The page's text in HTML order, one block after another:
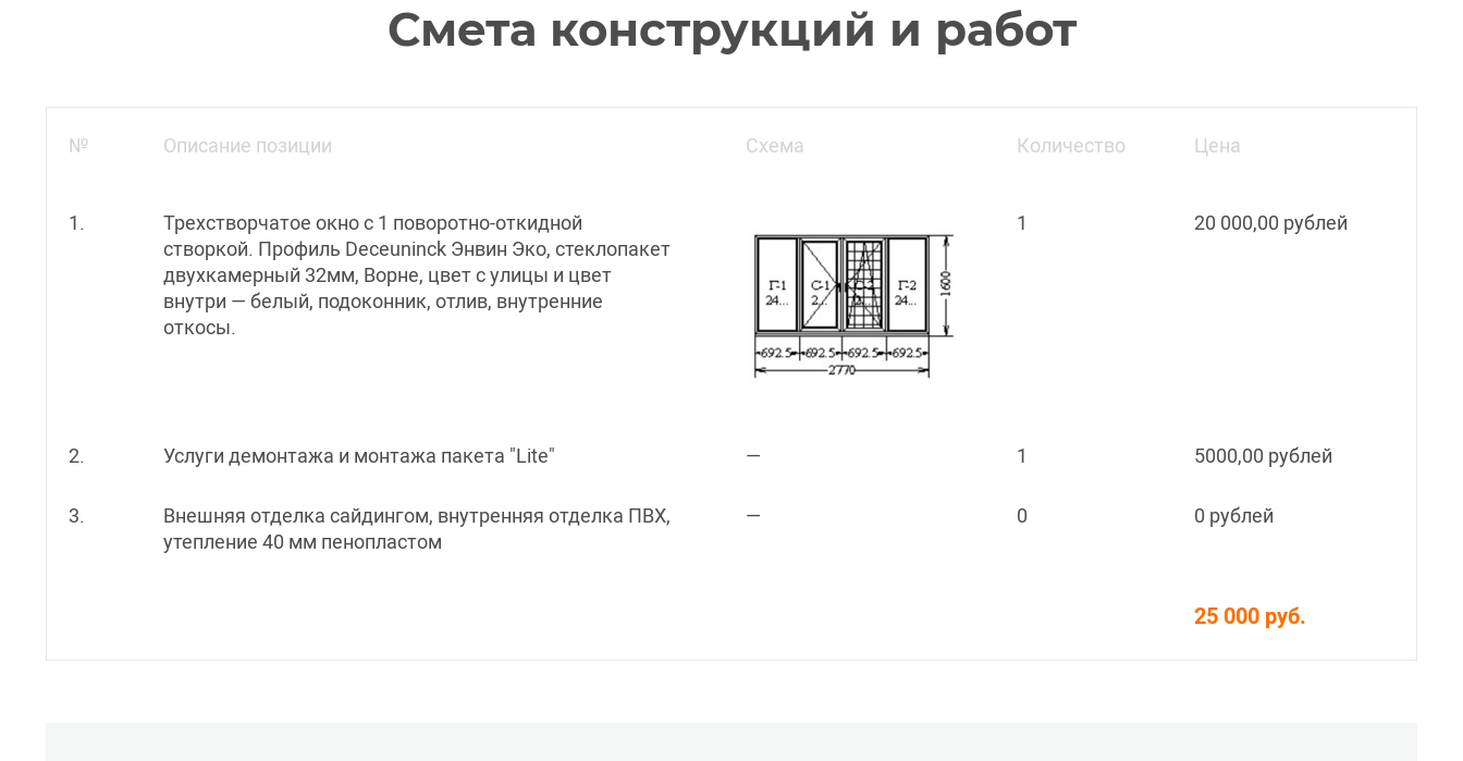
Смета конструкций и работ
№ Описание позиции Схема Количество Цена
1.
Трехстворчатое окно с 1 поворотно-откидной
створкой. Профиль Deceuninck Энвин Эко, стеклопакет
двухкамерный 32мм, Ворне, цвет с улицы и цвет
внутри — белый, подоконник, отлив, внутренние
откосы.
1 20 000,00 рублей
2. Услуги демонтажа и монтажа пакета "Lite" — 1 5000,00 рублей
3.
Внешняя отделка сайдингом, внутренняя отделка ПВХ,
утепление 40 мм пенопластом
— 0 0 рублей
25 000 руб.